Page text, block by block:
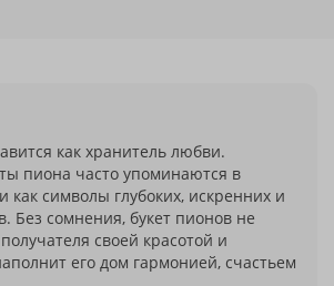
как хранитель любви.
пиона часто упоминаются в
как символы глубоких, искренних и
Без сомнения, букет пионов не
своей красотой и
его дом гармонией, счастьем